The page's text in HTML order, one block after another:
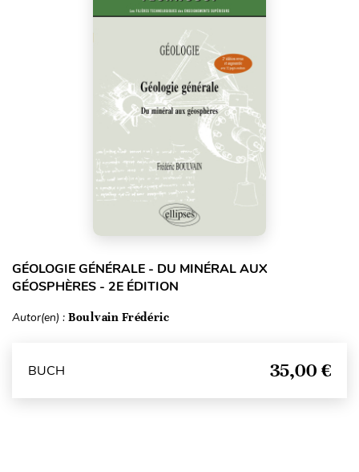
GÉOLOGIE GÉNÉRALE - DU MINÉRAL AUX
GÉOSPHÈRES - 2E ÉDITION
Autor(en) : Boulvain Frédéric
BUCH 35,00 €